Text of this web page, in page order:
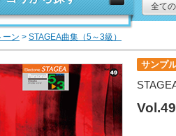
全て
ーン > STAGEA曲集（5～3級）
サンプ